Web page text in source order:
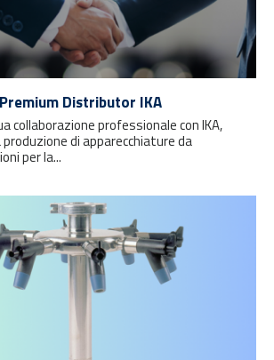
Distributor IKA
collaborazione professionale con IKA,
di apparecchiature da
per la...